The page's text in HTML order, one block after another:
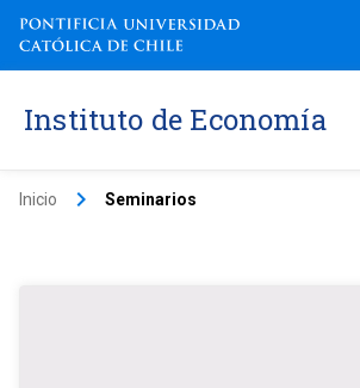
Instituto de Economía
Inicio keyboard_arrow_right Seminarios